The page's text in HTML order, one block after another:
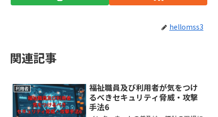
hellomss3
関連記事
利用者
福祉職員及び利用者が気をつけ
るべきセキュリティ脅威・攻撃
手法6